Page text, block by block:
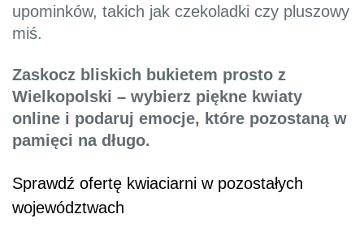
upominków, takich jak czekoladki czy pluszowy
miś.
Zaskocz bliskich bukietem prosto z
Wielkopolski – wybierz piękne kwiaty
online i podaruj emocje, które pozostaną w
pamięci na długo.
Sprawdź ofertę kwiaciarni w pozostałych
województwach